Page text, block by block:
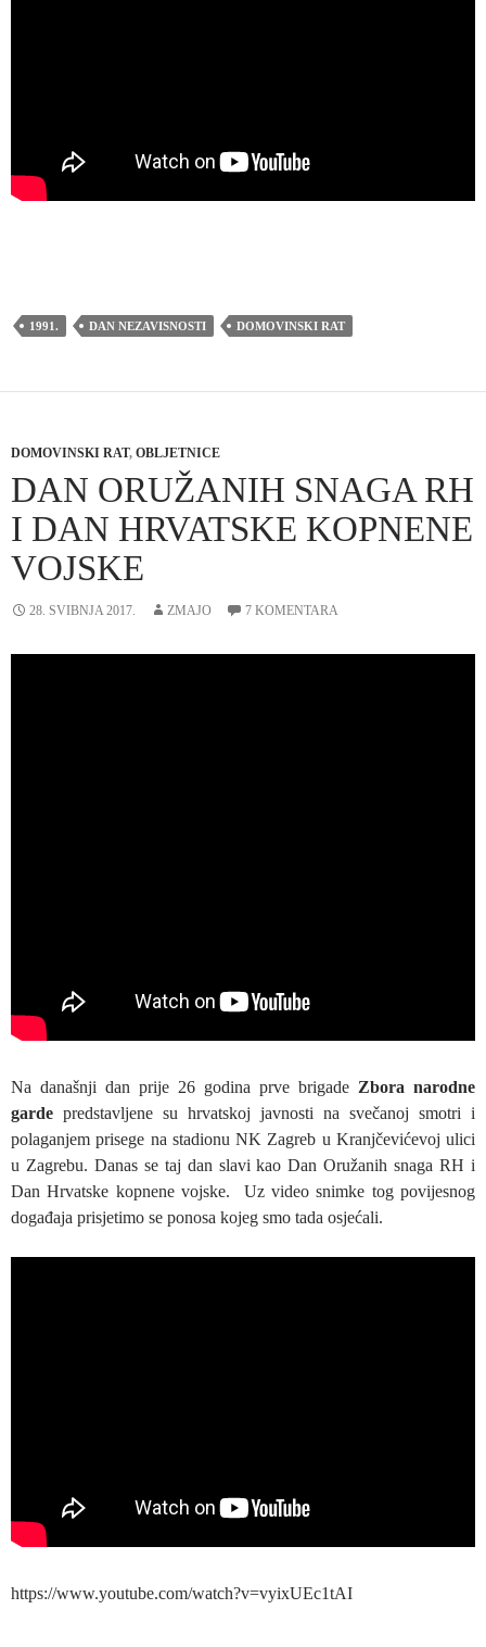
1991. DAN NEZAVISNOSTI DOMOVINSKI RAT
DOMOVINSKI RAT, OBLJETNICE
DAN ORUŽANIH SNAGA RH
I DAN HRVATSKE KOPNENE
VOJSKE
28. SVIBNJA 2017. ZMAJO 7 KOMENTARA
Na današnji dan prije 26 godina prve brigade Zbora narodne
garde predstavljene su hrvatskoj javnosti na svečanoj smotri i
polaganjem prisege na stadionu NK Zagreb u Kranjčevićevoj ulici
u Zagrebu. Danas se taj dan slavi kao Dan Oružanih snaga RH i
Dan Hrvatske kopnene vojske. Uz video snimke tog povijesnog
događaja prisjetimo se ponosa kojeg smo tada osjećali.
https://www.youtube.com/watch?v=vyixUEc1tAI